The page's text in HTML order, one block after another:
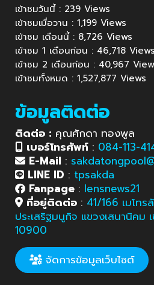
เข้าชมวันนี้ : 239 Views
เข้าชมเมื่อวาน : 1,199 Views
เข้าชม เดือนนี้ : 8,726 Views
เข้าชม 1 เดือนก่อน : 46,718 Views
เข้าชม 2 เดือนก่อน : 40,967
เข้าชมทั้งหมด : 1,527,877 Views
ข้อมูลติดต่อ
ติดต่อ : คุณศักดา ทองพูล
เบอร์โทรศัพท์ : 084-113-
E-Mail :
LINE ID : tpsakda
Fanpage : lensnews21
ที่อยู่ติดต่อ : 41/166 เมโท
ประเสริฐมนูกิจ แขวงเสนานิคม
10900
จัดการข้อมูลเว็บไซต์